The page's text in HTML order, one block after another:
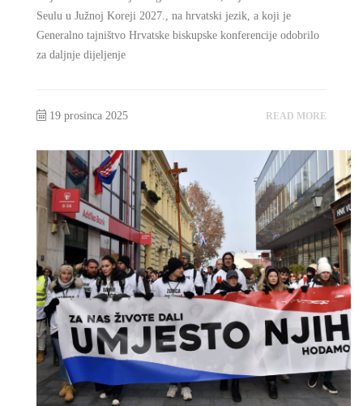
Seulu u Južnoj Koreji 2027., na hrvatski jezik, a koji je
Generalno tajništvo Hrvatske biskupske konferencije odobrilo
za daljnje dijeljenje
19 prosinca 2025 READ MORE